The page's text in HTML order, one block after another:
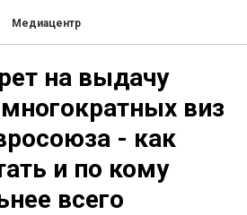
Медиацентр
на выдачу
виз
- как
и по кому
всего